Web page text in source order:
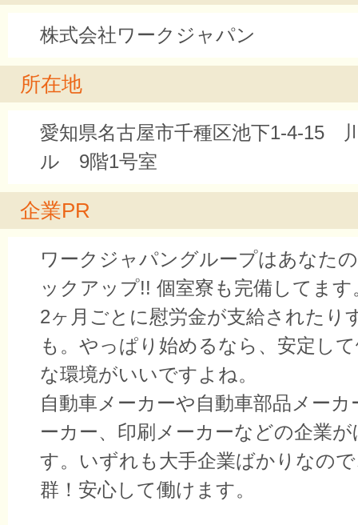
株式会社ワークジャパン
所在地
愛知県名古屋市千種区池下1-4-15
ル 9階1号室
企業PR
ワークジャパングループはあなた
ックアップ!! 個室寮も完備してま
2ヶ月ごとに慰労金が支給されたり
も。やっぱり始めるなら、安定し
な環境がいいですよね。
自動車メーカーや自動車部品メーカ
ーカー、印刷メーカーなどの企業
す。いずれも大手企業ばかりなの
群！安心して働けます。